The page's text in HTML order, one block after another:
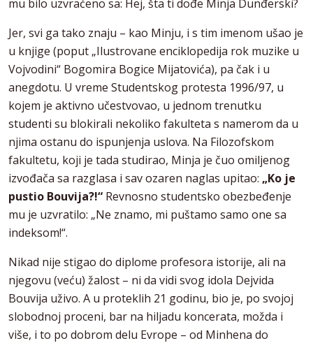
mu bilo uzvraćeno sa: Hej, šta ti dođe Minja Dunđerski?
Jer, svi ga tako znaju – kao Minju, i s tim imenom ušao je
u knjige (poput „Ilustrovane enciklopedija rok muzike u
Vojvodini“ Bogomira Bogice Mijatovića), pa čak i u
anegdotu. U vreme Studentskog protesta 1996/97, u
kojem je aktivno učestvovao, u jednom trenutku
studenti su blokirali nekoliko fakulteta s namerom da u
njima ostanu do ispunjenja uslova. Na Filozofskom
fakultetu, koji je tada studirao, Minja je čuo omiljenog
izvođača sa razglasa i sav ozaren naglas upitao: „Ko je
pustio Bouvija?!“ Revnosno studentsko obezbeđenje
mu je uzvratilo: „Ne znamo, mi puštamo samo one sa
indeksom!“.
Nikad nije stigao do diplome profesora istorije, ali na
njegovu (veću) žalost – ni da vidi svog idola Dejvida
Bouvija uživo. A u proteklih 21 godinu, bio je, po svojoj
slobodnoj proceni, bar na hiljadu koncerata, možda i
više, i to po dobrom delu Evrope – od Minhena do